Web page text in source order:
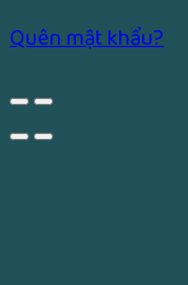
Quên mật khẩu?